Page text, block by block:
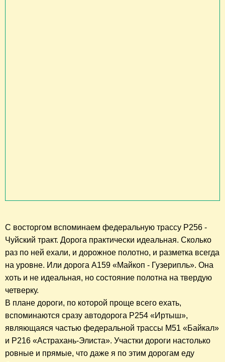
С восторгом вспоминаем федеральную трассу Р256 -
Чуйский тракт. Дорога практически идеальная. Сколько
раз по ней ехали, и дорожное полотно, и разметка всегда
на уровне. Или дорога А159 «Майкоп - Гузерипль». Она
хоть и не идеальная, но состояние полотна на твердую
четверку.
В плане дороги, по которой проще всего ехать,
вспоминаются сразу автодорога Р254 «Иртыш»,
являющаяся частью федеральной трассы М51 «Байкал»
и Р216 «Астрахань-Элиста». Участки дороги настолько
ровные и прямые, что даже я по этим дорогам еду